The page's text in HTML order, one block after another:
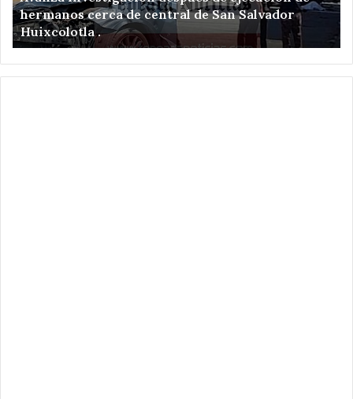
de
central
de
San
Salvador
hermanos cerca de central de San Salvador
Huixcolotla .